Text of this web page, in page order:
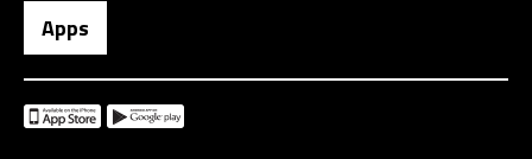
Apps